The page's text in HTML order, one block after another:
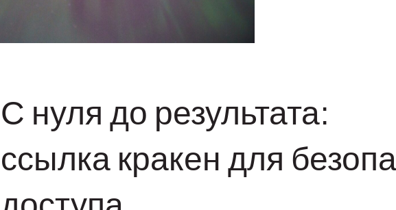
С нуля до результата:
ссылка кракен для